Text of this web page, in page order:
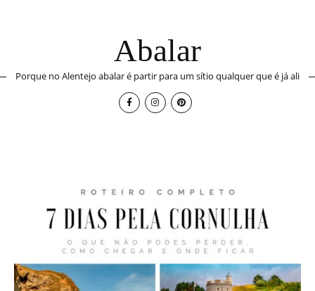
Abalar
Porque no Alentejo abalar é partir para um sítio qualquer que é já ali